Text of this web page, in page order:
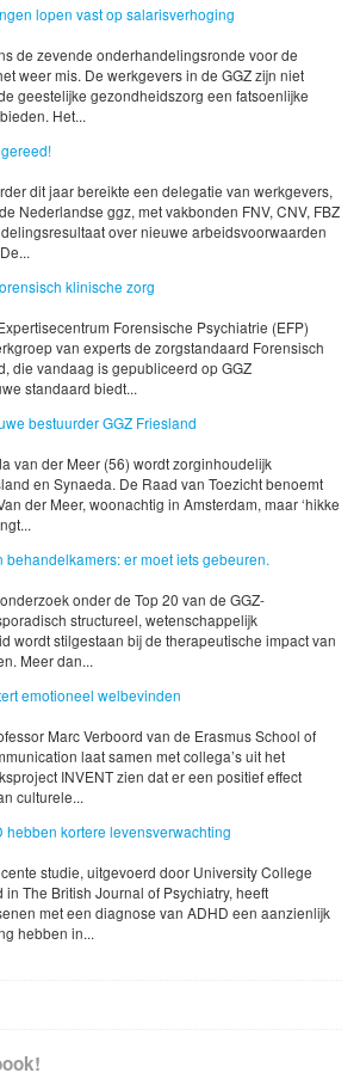
lopen vast op salarisverhoging
de zevende onderhandelingsronde voor de
weer mis. De werkgevers in de GGZ zijn niet
geestelijke gezondheidszorg een fatsoenlijke
Het...
dit jaar bereikte een delegatie van werkgevers,
Nederlandse ggz, met vakbonden FNV, CNV, FBZ
over nieuwe arbeidsvoorwaarden
klinische zorg
Forensische Psychiatrie (EFP)
van experts de zorgstandaard Forensisch
die vandaag is gepubliceerd op GGZ
standaard biedt...
bestuurder GGZ Friesland
van der Meer (56) wordt zorginhoudelijk
en Synaeda. De Raad van Toezicht benoemt
der Meer, woonachtig in Amsterdam, maar ‘hikke
behandelkamers: er moet iets gebeuren.
onder de Top 20 van de GGZ-
structureel, wetenschappelijk
wordt stilgestaan bij de therapeutische impact van
Meer dan...
emotioneel welbevinden
Marc Verboord van de Erasmus School of
laat samen met collega’s uit het
INVENT zien dat er een positief effect
culturele...
hebben kortere levensverwachting
studie, uitgevoerd door University College
The British Journal of Psychiatry, heeft
met een diagnose van ADHD een aanzienlijk
hebben in...